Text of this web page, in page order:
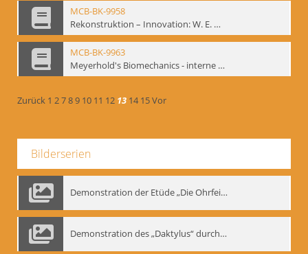
MCB-BK-9958
Rekonstruktion – Innovation: W. E. Meyerhold, O. Schlemmer, E. Decroux - interne Signatur: BM-prt-145-3
MCB-BK-9963
Meyerhold's Biomechanics - interne Signatur: BM-prt-149b
Zurück 1 2789 10 11 12 13 14 15Vor
Bilderserien
Demonstration der Etüde „Die Ohrfeige“
Demonstration des „Daktylus“ durch Gennadij Nikolajewitsch Bogdanow, Berlin 1991